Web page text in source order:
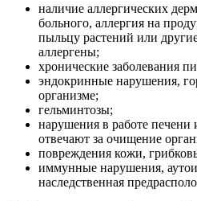
наличие аллергических
больного, аллергия на
пыльцу растений или
аллергены;
хронические заболевания
эндокринные нарушения,
организме;
гельминтозы;
нарушения в работе
отвечают за очищение
повреждения кожи,
иммунные нарушения,
наследственная